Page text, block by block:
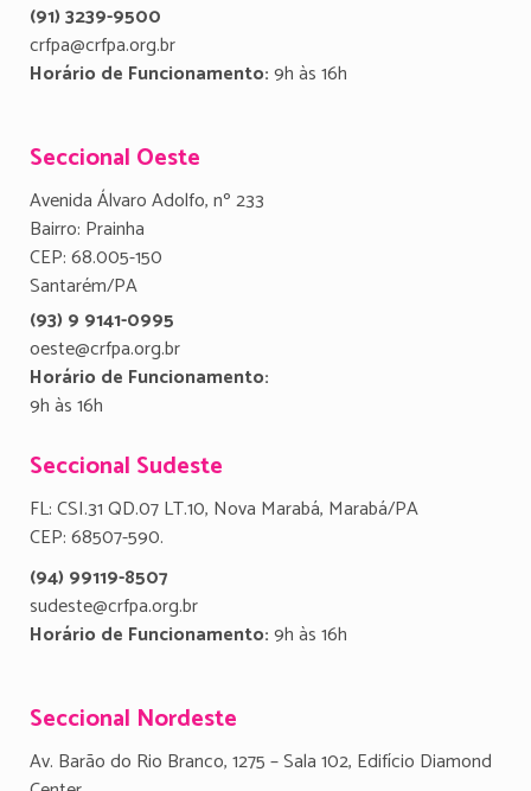
(91) 3239-9500
crfpa@crfpa.org.br
Horário de Funcionamento:9h às 16h
Seccional Oeste
Avenida Álvaro Adolfo, nº 233
Bairro: Prainha
CEP: 68.005-150
Santarém/PA
(93) 9 9141-0995
oeste@crfpa.org.br
Horário de Funcionamento:
9h às 16h
Seccional Sudeste
FL: CSI.31 QD.07 LT.10, Nova Marabá, Marabá/PA
CEP: 68507-590.
(94) 99119-8507
sudeste@crfpa.org.br
Horário de Funcionamento:9h às 16h
Seccional Nordeste
Av. Barão do Rio Branco, 1275 – Sala 102, Edifício Diamond